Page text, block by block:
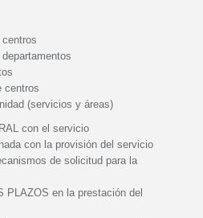
centros
(servicios y áreas)
con el servicio
con la provisión del servicio
de solicitud para la
PLAZOS en la prestación del